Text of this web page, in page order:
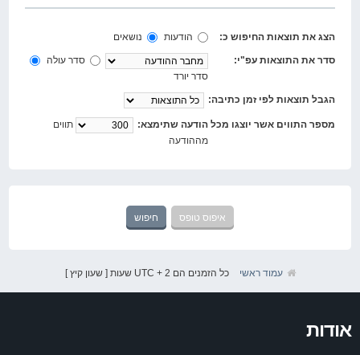
הצג את תוצאות החיפוש כ: הודעות נושאים
סדר את התוצאות עפ"י:
סדר עולה
סדר יורד
הגבל תוצאות לפי זמן כתיבה:
מספר התווים אשר יוצגו מכל הודעה שתימצא:
תווים
מההודעה
עמוד ראשי כל הזמנים הם UTC + 2 שעות [ שעון קיץ ]
אודות